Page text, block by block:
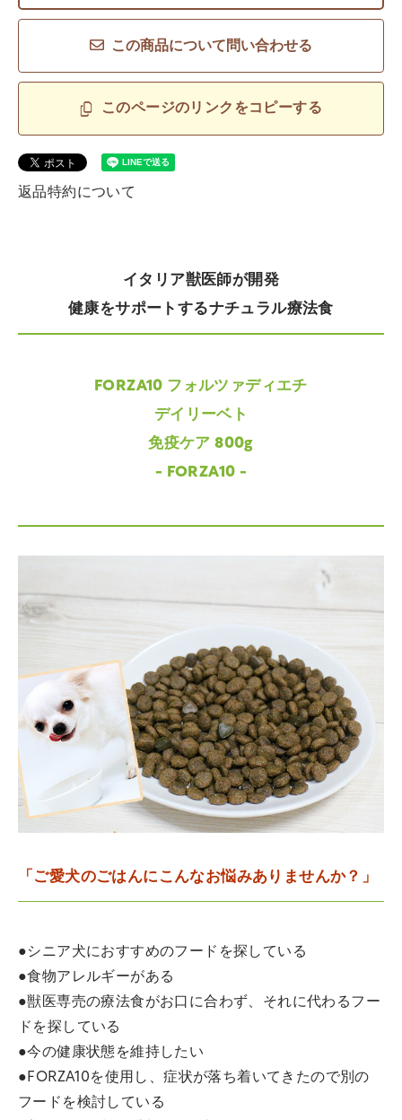
この商品について問い合わせる
このページのリンクをコピーする
返品特約について
イタリア獣医師が開発
健康をサポートするナチュラル療法食
FORZA10 フォルツァディエチ
デイリーベト
免疫ケア 800g
- FORZA10 -
「ご愛犬のごはんにこんなお悩みありませんか？」
●シニア犬におすすめのフードを探している
●食物アレルギーがある
●獣医専売の療法食がお口に合わず、それに代わるフー
ドを探している
●今の健康状態を維持したい
●FORZA10を使用し、症状が落ち着いてきたので別の
フードを検討している